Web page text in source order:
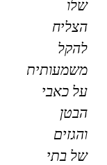
שלו
הצליח
להקל
משמעותית
על כאבי
הבטן
והגזים
של בתי